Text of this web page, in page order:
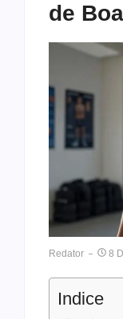
de Boa
Redator 8
Indice